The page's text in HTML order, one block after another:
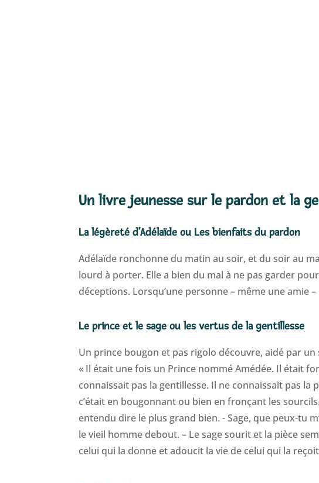
Un livre jeunesse sur le pardon et la
La légèreté d’Adélaïde ou Les bienfaits du pardon
Adélaïde ronchonne du matin au soir, et du soir au
lourd à porter. Elle a bien du mal à ne pas garder
déceptions. Lorsqu’une personne – même une amie
Le prince et le sage ou les vertus de la gentillesse
Un prince bougon et pas rigolo découvre, aidé par
« Il était une fois un Prince nommé Amédée. Il était
connaissait pas la gentillesse. Il ne connaissait pas
c’était en bougonnant ou bien en fronçant les
entendu dire le plus grand bien. - Sage, que peux-
le vieil homme debout. – Le sage sourit et la pièce
celui qui la donne et adoucit la vie de celui qui la